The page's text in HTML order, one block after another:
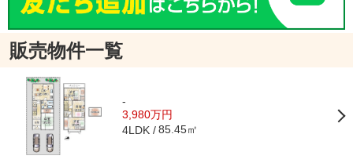
販売物件一覧
-
3,980万円
4LDK 85.45㎡